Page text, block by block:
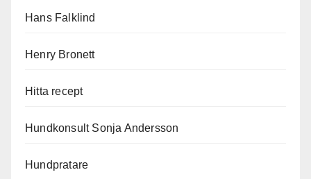
Hans Falklind
Henry Bronett
Hitta recept
Hundkonsult Sonja Andersson
Hundpratare